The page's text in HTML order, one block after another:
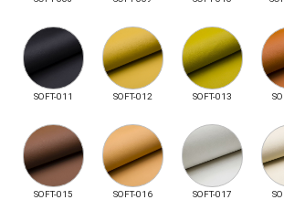
SOFT-011 SOFT-012 SOFT-013
SOFT-015 SOFT-016 SOFT-017